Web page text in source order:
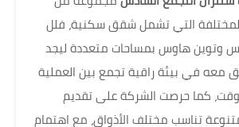
المختلفة التي تشمل شقق سكنية، فلل
وتوين هاوس بمساحات متعددة ليجد
معه في بيئة راقية تجمع بين العملية
كما حرصت الشركة على تقديم
تناسب مختلف الأذواق، مع اهتمام